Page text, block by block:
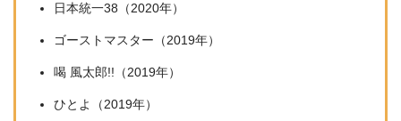
日本統一38（2020年）
ゴーストマスター（2019年）
喝 風太郎!!（2019年）
ひとよ（2019年）